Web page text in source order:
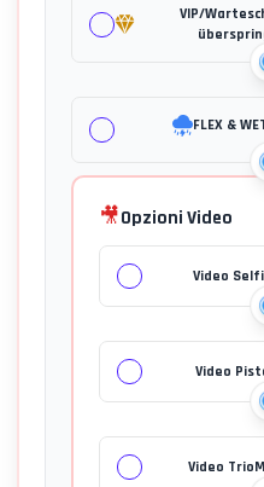
VIP/
FLEX &
🎥Opzioni Video
Video
Video
Video